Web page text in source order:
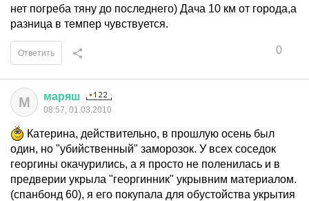
нет погреба тяну до последнего) Дача 10 км от города,а
разница в темпер чувствуется.
0
Ответить
М маряш
08:57, 01.03.2010
Катерина, действительно, в прошлую осень был
один, но "убийственный" заморозок. У всех соседок
георгины окачурились, а я просто не поленилась и в
предверии укрыла "георгинник" укрывним материалом.
(спанбонд 60), я его покупала для обустойства укрытия